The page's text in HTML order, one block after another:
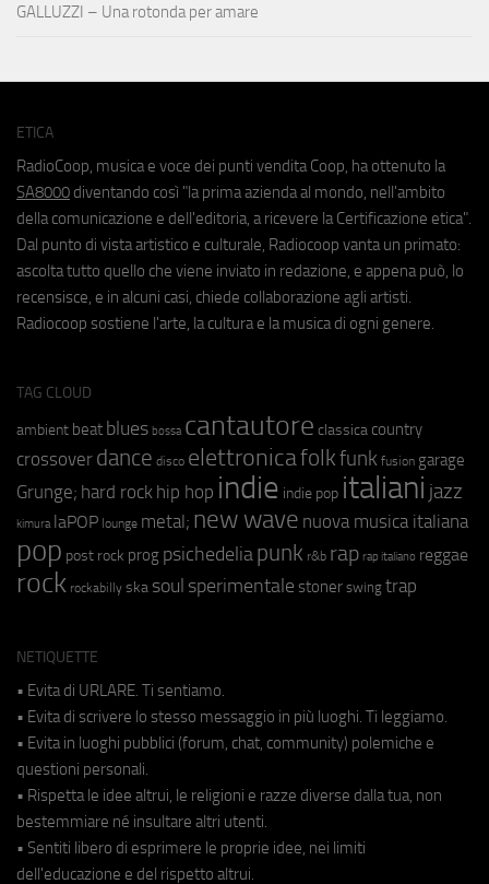
GALLUZZI – Una rotonda per amare
ETICA
RadioCoop, musica e voce dei punti vendita Coop, ha ottenuto la
SA8000 diventando così "la prima azienda al mondo, nell'ambito
della comunicazione e dell'editoria, a ricevere la Certificazione etica".
Dal punto di vista artistico e culturale, Radiocoop vanta un primato:
ascolta tutto quello che viene inviato in redazione, e appena può, lo
recensisce, e in alcuni casi, chiede collaborazione agli artisti.
Radiocoop sostiene l'arte, la cultura e la musica di ogni genere.
TAG CLOUD
ambient beat blues bossa cantautore classica country
crossover dance disco elettronicafolkfunk fusion garage
Grunge; hard rock hip hop indie indie pop italiani jazz
kimura laPOP lounge metal; new wave nuova musica italiana
pop post rock prog psichedeliapunk r&b rap rap italiano reggae
rock rockabilly ska soul sperimentale stoner swing trap
NETIQUETTE
• Evita di URLARE. Ti sentiamo.
• Evita di scrivere lo stesso messaggio in più luoghi. Ti leggiamo.
• Evita in luoghi pubblici (forum, chat, community) polemiche e
questioni personali.
• Rispetta le idee altrui, le religioni e razze diverse dalla tua, non
bestemmiare né insultare altri utenti.
• Sentiti libero di esprimere le proprie idee, nei limiti
dell'educazione e del rispetto altrui.